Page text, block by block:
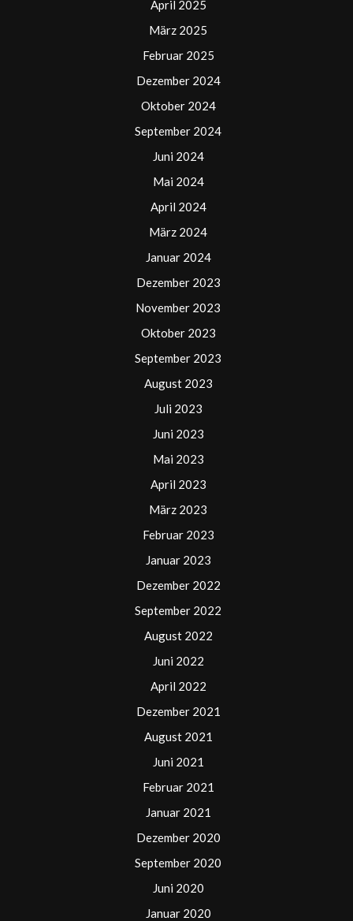
April 2025
März 2025
Februar 2025
Dezember 2024
Oktober 2024
September 2024
Juni 2024
Mai 2024
April 2024
März 2024
Januar 2024
Dezember 2023
November 2023
Oktober 2023
September 2023
August 2023
Juli 2023
Juni 2023
Mai 2023
April 2023
März 2023
Februar 2023
Januar 2023
Dezember 2022
September 2022
August 2022
Juni 2022
April 2022
Dezember 2021
August 2021
Juni 2021
Februar 2021
Januar 2021
Dezember 2020
September 2020
Juni 2020
Januar 2020